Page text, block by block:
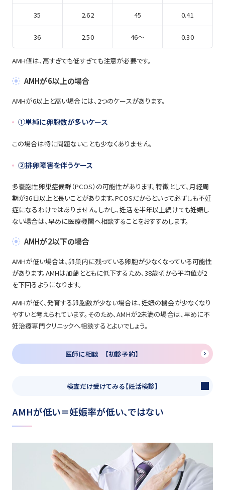
35 2.62 45 0.41
36 2.50 46～ 0.30
AMH値は、高すぎても低すぎても注意が必要です。
AMHが6以上の場合
AMHが6以上と高い場合には、2つのケースがあります。
①単純に卵胞数が多いケース
この場合は特に問題ないことも少なくありません。
②排卵障害を伴うケース
多嚢胞性卵巣症候群（PCOS）の可能性があります。特徴として、月経周
期が36日以上と長いことがあります。PCOSだからといって必ずしも不妊
症になるわけではありません。しかし、妊活を半年以上続けても妊娠し
ない場合は、早めに医療機関へ相談することをおすすめします。
AMHが2以下の場合
AMHが低い場合は、卵巣内に残っている卵胞が少なくなっている可能性
があります。AMHは加齢とともに低下するため、38歳頃から平均値が2
を下回るようになります。
AMHが低く、発育する卵胞数が少ない場合は、妊娠の機会が少なくなり
やすいと考えられています。そのため、AMHが2未満の場合は、早めに不
妊治療専門クリニックへ相談するとよいでしょう。
医師に相談 【初診予約】
検査だけ受けてみる【妊活検診】
AMHが低い＝妊娠率が低い、ではない